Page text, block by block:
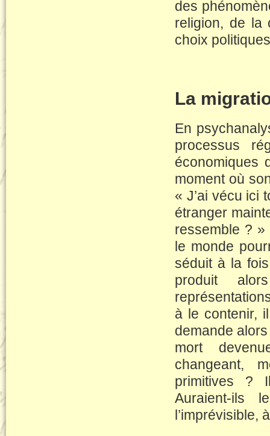
des
religion, de la
choix
La
En
processus
économiques
moment où
« J’ai vécu ici
étranger
ressemble ? »
le monde
séduit à la
produit
à le contenir,
demande
mort
changeant,
primitives ?
Auraient-ils
l’imprévisible,